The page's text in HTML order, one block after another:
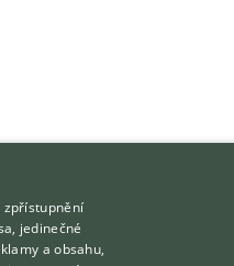
zpřístupnění
jedinečné
a obsahu,